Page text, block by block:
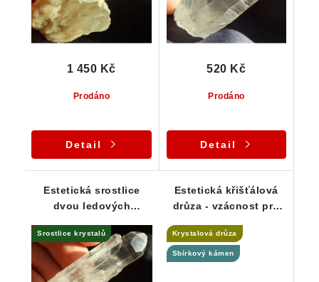
Prodáno
1 450 Kč
Detail
Prodáno
520 Kč
Detail
Estetická srostlice
dvou ledových
Polsko
Srostlice krystalů
Estetická křišťálová
drůza - vzácnost pro
Červená Voda
Krystalová drůza
Sbírkový kámen